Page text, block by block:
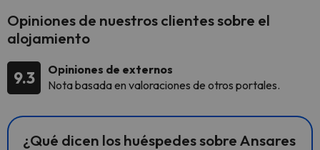
Opiniones de nuestros clientes sobre el
alojamiento
9.3
Opiniones de externos
Nota basada en valoraciones de otros portales.
¿Qué dicen los huéspedes sobre Ansares